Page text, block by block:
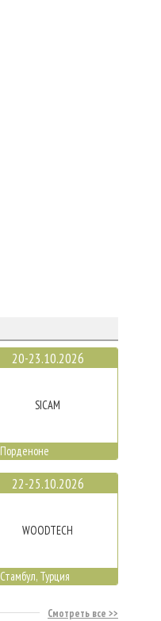
20-23.10.2026
SICAM
Порденоне
22-25.10.2026
WOODTECH
Стамбул, Турция
Смотреть все